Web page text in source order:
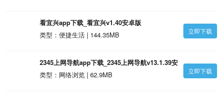
看宜兴app下载_看宜兴v1.40安卓版
类型：便捷生活 | 144.35MB
立即下载
2345上网导航app下载_2345上网导航v13.1.39安
卓版
类型：网络浏览 | 62.9MB 立即下载